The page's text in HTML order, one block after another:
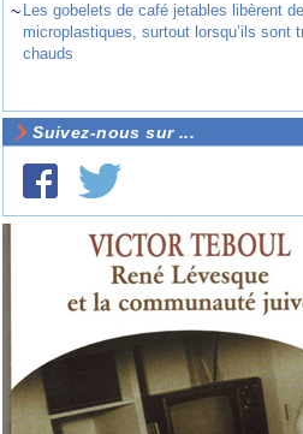
~ Les gobelets de café jetables libèrent
microplastiques, surtout lorsqu’ils sont
chauds
Suivez-nous sur ...